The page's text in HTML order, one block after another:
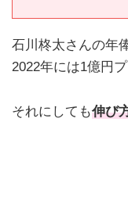
石川柊太さんの年
2022年には1億円
それにしても伸び